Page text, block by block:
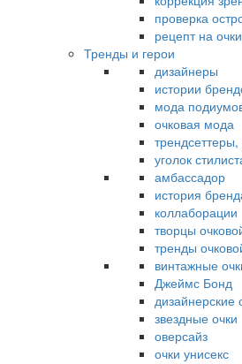
проверка
рецепт на очки
Тренды и герои
дизайнеры
истории
мода
очковая мода
уголок
амбассадор
история
коллаборации
творцы
тренды
винтажные
Джеймс Бонд
дизайнерские
звездные очки
оверсайз
очки унисекс